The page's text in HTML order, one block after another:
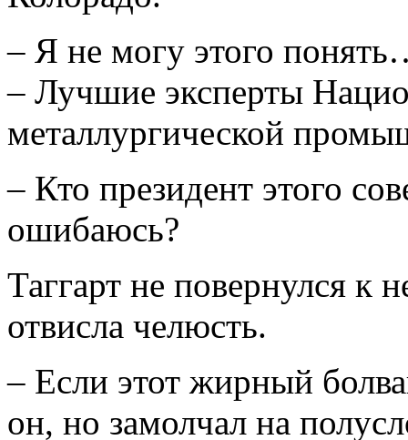
– Я не могу этого
– Лучшие эксперты
металлургической
– Кто президент этого
ошибаюсь?
Таггарт не повернулся к
отвисла челюсть.
– Если этот жирный
он, но замолчал на